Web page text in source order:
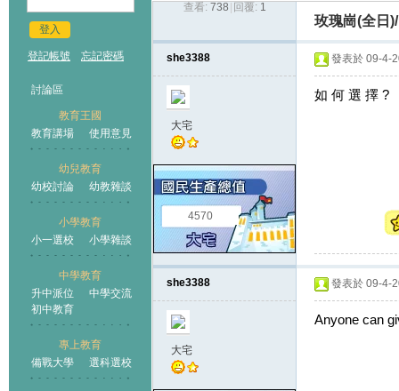
登入
登記帳號 忘記密碼
討論區
教育王國
教育講場
使用意見
幼兒教育
幼校討論
幼教雜談
小學教育
小一選校
小學雜談
中學教育
升中派位
中學交流
初中教育
專上教育
備戰大學
選科選校
王國
›
查看: 738 回覆: 1
玫瑰崗(全日
she3388
大宅
4570
發表於 09-4-
如 何 選 擇 ?
she3388
大宅
發表於 09-4-
Anyone can